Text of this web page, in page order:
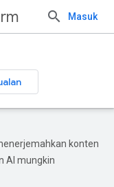
Masuk
konten
AI mungkin